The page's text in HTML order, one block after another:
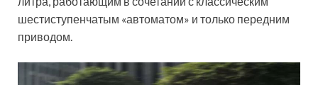
шестиступенчатым «автоматом» и только передним
приводом.